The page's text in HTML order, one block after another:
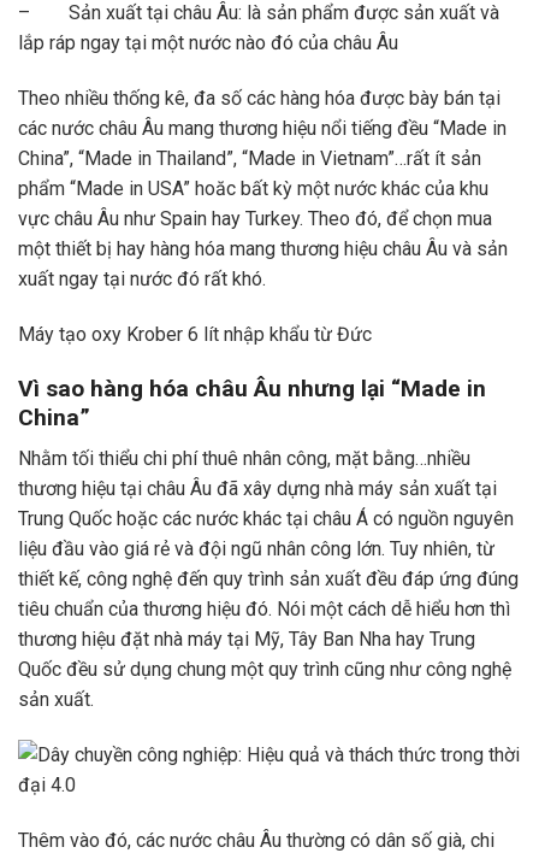
– Sản xuất tại châu Âu: là sản phẩm được sản xuất và
lắp ráp ngay tại một nước nào đó của châu Âu
Theo nhiều thống kê, đa số các hàng hóa được bày bán tại
các nước châu Âu mang thương hiệu nổi tiếng đều “Made in
China”, “Made in Thailand”, “Made in Vietnam”…rất ít sản
phẩm “Made in USA” hoăc bất kỳ một nước khác của khu
vực châu Âu như Spain hay Turkey. Theo đó, để chọn mua
một thiết bị hay hàng hóa mang thương hiệu châu Âu và sản
xuất ngay tại nước đó rất khó.
Máy tạo oxy Krober 6 lít nhập khẩu từ Đức
Vì sao hàng hóa châu Âu nhưng lại “Made in
China”
Nhằm tối thiểu chi phí thuê nhân công, mặt bằng…nhiều
thương hiệu tại châu Âu đã xây dựng nhà máy sản xuất tại
Trung Quốc hoặc các nước khác tại châu Á có nguồn nguyên
liệu đầu vào giá rẻ và đội ngũ nhân công lớn. Tuy nhiên, từ
thiết kế, công nghệ đến quy trình sản xuất đều đáp ứng đúng
tiêu chuẩn của thương hiệu đó. Nói một cách dễ hiểu hơn thì
thương hiệu đặt nhà máy tại Mỹ, Tây Ban Nha hay Trung
Quốc đều sử dụng chung một quy trình cũng như công nghệ
sản xuất.
Thêm vào đó, các nước châu Âu thường có dân số già, chi